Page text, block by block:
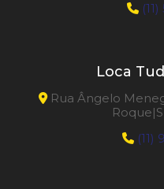
Loca
Rua Ângelo
(11)